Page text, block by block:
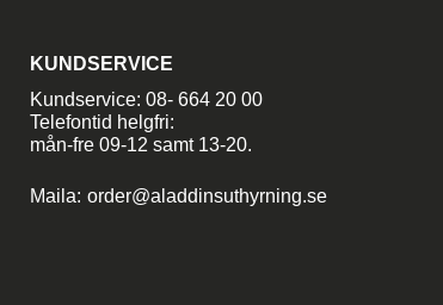
KUNDSERVICE
Kundservice: 08- 664 20 00
Telefontid helgfri:
mån-fre 09-12 samt 13-20.
Maila: order@aladdinsuthyrning.se